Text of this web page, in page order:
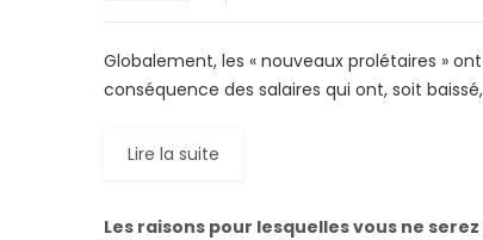
Globalement, les « nouveaux prolétaires »
conséquence des salaires qui ont, soit
Lire la suite
Les raisons pour lesquelles vous ne